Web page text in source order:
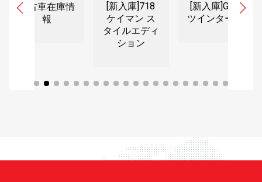
中古車在庫情
報
[新入庫]718
ケイマン ス
タイルエディ
ション
[新入庫]GTO
ツインターボ